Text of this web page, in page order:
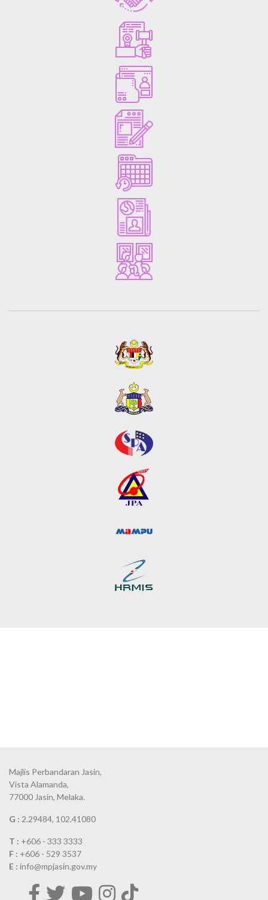
Majlis Perbandaran Jasin,
Vista Alamanda,
77000 Jasin, Melaka.
G : 2.29484, 102.41080
T : +606 - 333 3333
F : +606 - 529 3537
E : info@mpjasin.gov.my